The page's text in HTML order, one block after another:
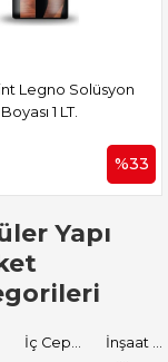
Nippon Paint Shine
Dış Cephe Koruyucu
Yapı
İç Cephe Astarları
İnşaat Tamir Malzemeleri